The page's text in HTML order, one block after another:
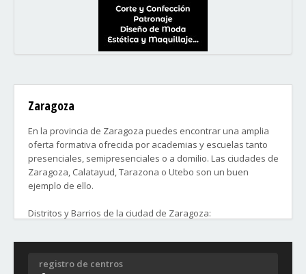
Zaragoza
En la provincia de Zaragoza puedes encontrar una amplia
oferta formativa ofrecida por academias y escuelas tanto
presenciales, semipresenciales o a domilio. Las ciudades de
Zaragoza, Calatayud, Tarazona o Utebo son un buen
ejemplo de ello.
Distritos y Barrios de la ciudad de Zaragoza:
1. Centro.
Miguel, Tenerías, San Agustín.
registro de centros